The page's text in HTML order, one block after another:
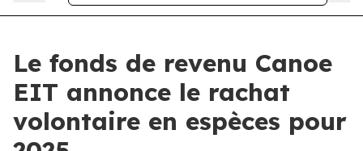
Le fonds de revenu Canoe
EIT annonce le rachat
volontaire en espèces pour